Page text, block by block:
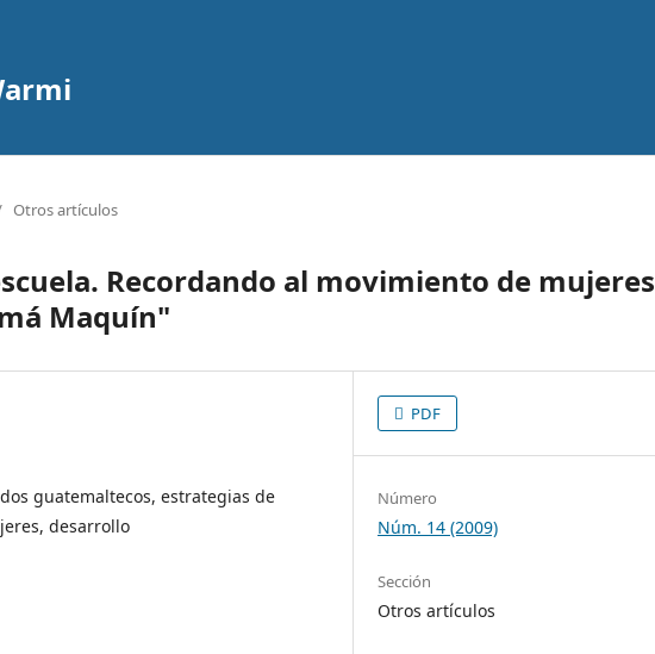
Otros artículos
Recordando al movimiento de mujeres
Maquín"
guatemaltecos, estrategias de
desarrollo
PDF
Número
Núm. 14 (2009)
Sección
Otros artículos